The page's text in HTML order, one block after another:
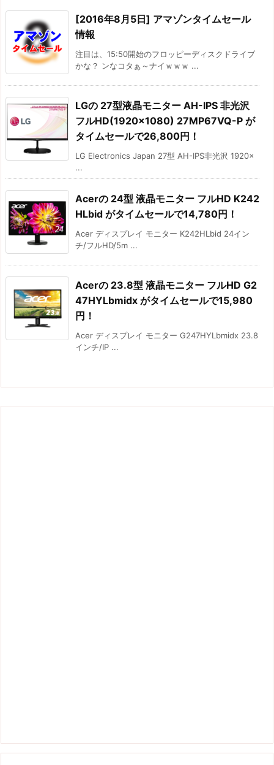
[2016年8月5日] アマゾンタイムセール
情報
注目は、15:50開始のフロッピーディスクドライブ
かな？ ンなコタぁ～ナイｗｗｗ ...
LGの 27型液晶モニター AH-IPS 非光沢
フルHD(1920×1080) 27MP67VQ-P が
タイムセールで26,800円！
LG Electronics Japan 27型 AH-IPS非光沢 1920×
...
Acerの 24型 液晶モニター フルHD K242
HLbid がタイムセールで14,780円！
Acer ディスプレイ モニター K242HLbid 24イン
チ/フルHD/5m ...
Acerの 23.8型 液晶モニター フルHD G2
47HYLbmidx がタイムセールで15,980
円！
Acer ディスプレイ モニター G247HYLbmidx 23.8
インチ/IP ...